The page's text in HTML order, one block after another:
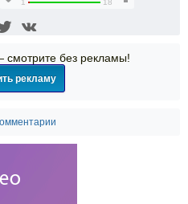
смотрите без рекламы!
рекламу